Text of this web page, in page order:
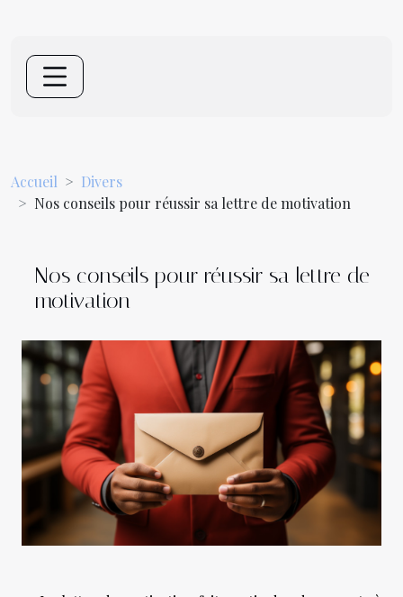
Accueil
Divers
Nos conseils pour réussir sa lettre de motivation
Nos conseils pour réussir sa lettre de
motivation